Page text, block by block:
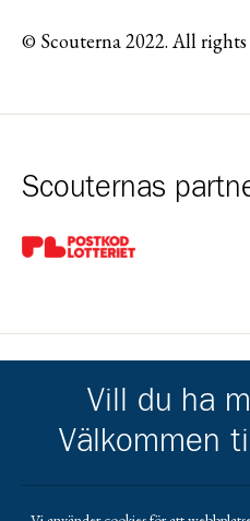
© Scouterna 2022. All rights
Scouternas
Gå till pl_50
Umeå Scoutkår
Gå till https://nordelektro.se/
Gå till https://Gå till
Vill du ha
Välkommen